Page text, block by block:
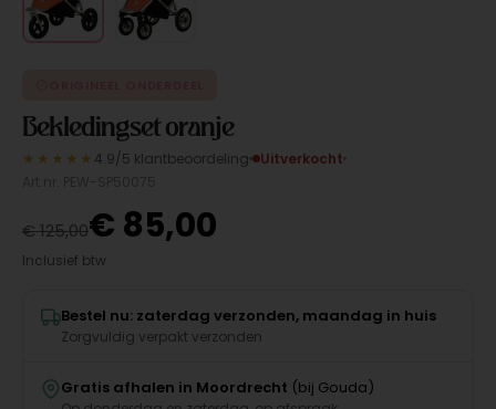
Bekledingset oranje
★★★★★ 4.9/5 klantbeoordeling
Uitverkocht
€125,00€ 85,00
Inclusief btw
Bestel nu: zaterdag verzonden, maandag in huis
Zorgvuldig verpakt verzonden
Gratis afhalen in Moordrecht (bij Gouda)